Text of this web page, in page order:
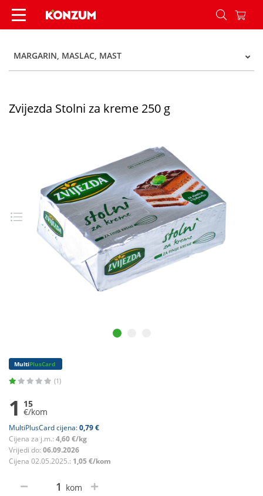
Zvijezda Stolni za kreme 250 g - Konzum
MARGARIN, MASLAC, MAST
Zvijezda Stolni za kreme 250 g
MultiPlusCard
(1)
1 15
€/kom
MultiPlusCard cijena:0,79 €
Cijena za j.m.: 4,60 €/kg
Vrijedi do: 06.09.2026
Cijena 02.05.2025.: 1,05 €/kom
kom